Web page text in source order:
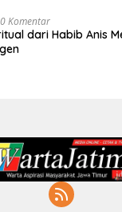
0 Komentar
dari Habib Anis